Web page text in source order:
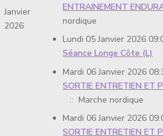
Janvier
2026
ENTRAINEMENT
nordique
Lundi 05 Janvier 2026
Séance Longe Côte (L)
Mardi 06 Janvier 2026
SORTIE ENTRETIEN ET
:: Marche nordique
Mardi 06 Janvier 2026
SORTIE ENTRETIEN ET